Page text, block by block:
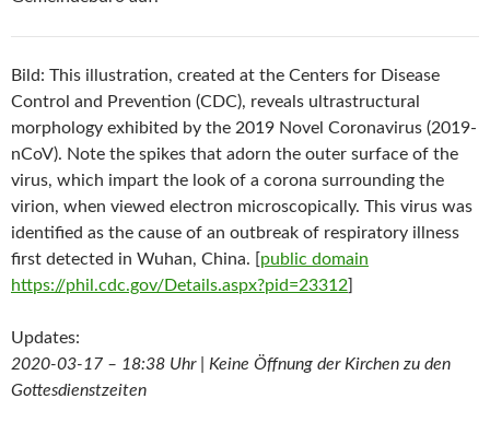
Bild: This illustration, created at the Centers for Disease
Control and Prevention (CDC), reveals ultrastructural
morphology exhibited by the 2019 Novel Coronavirus (2019-
nCoV). Note the spikes that adorn the outer surface of the
virus, which impart the look of a corona surrounding the
virion, when viewed electron microscopically. This virus was
identified as the cause of an outbreak of respiratory illness
first detected in Wuhan, China. [public domain
https://phil.cdc.gov/Details.aspx?pid=23312]
Updates:
2020-03-17 – 18:38 Uhr | Keine Öffnung der Kirchen zu den
Gottesdienstzeiten